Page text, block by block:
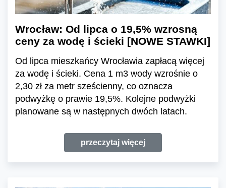
Wrocław: Od lipca o 19,5% wzrosną
ceny za wodę i ścieki [NOWE STAWKI]
Od lipca mieszkańcy Wrocławia zapłacą więcej
za wodę i ścieki. Cena 1 m3 wody wzrośnie o
2,30 zł za metr sześcienny, co oznacza
podwyżkę o prawie 19,5%. Kolejne podwyżki
planowane są w następnych dwóch latach.
przeczytaj więcej